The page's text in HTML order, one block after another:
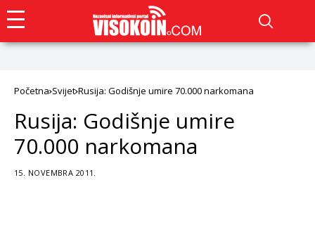
Početna Svijet Rusija: Godišnje umire 70.000 narkomana
Rusija: Godišnje umire
70.000 narkomana
15. NOVEMBRA 2011.